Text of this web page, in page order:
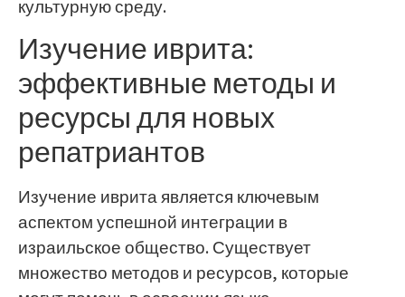
культурную среду.
Изучение иврита:
эффективные методы и
ресурсы для новых
репатриантов
Изучение иврита является ключевым
аспектом успешной интеграции в
израильское общество. Существует
множество методов и ресурсов, которые